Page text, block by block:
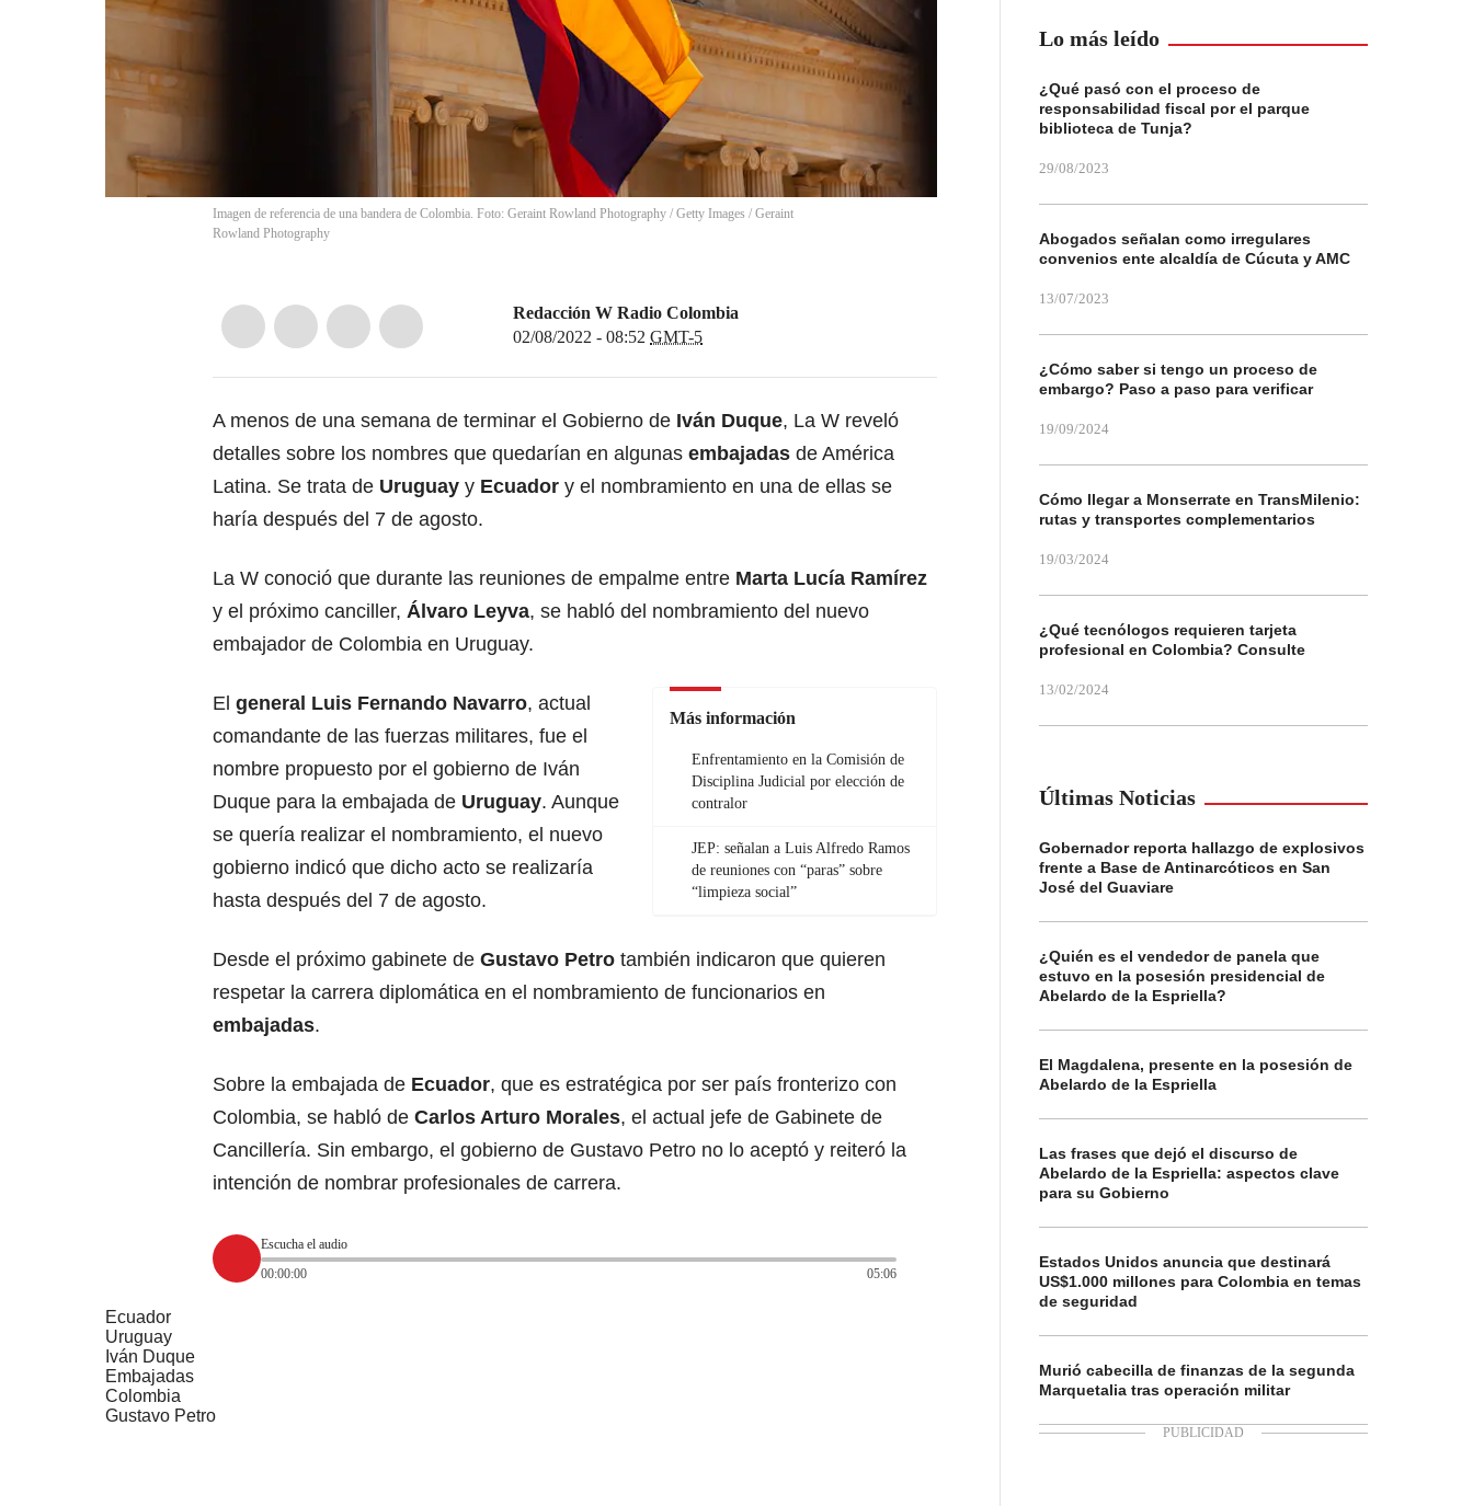
Imagen de referencia de una bandera de Colombia. Foto: Geraint Rowland Photography / Getty Images / Geraint
Rowland Photography
Redacción W Radio Colombia
02/08/2022 - 08:52 GMT-5
A menos de una semana de terminar el Gobierno de Iván Duque, La W reveló
detalles sobre los nombres que quedarían en algunas embajadas de América
Latina. Se trata de Uruguay y Ecuador y el nombramiento en una de ellas se
haría después del 7 de agosto.
La W conoció que durante las reuniones de empalme entre Marta Lucía Ramírez
y el próximo canciller, Álvaro Leyva, se habló del nombramiento del nuevo
embajador de Colombia en Uruguay.
Más información
Enfrentamiento en la Comisión de
Disciplina Judicial por elección de
contralor
JEP: señalan a Luis Alfredo Ramos
de reuniones con “paras” sobre
“limpieza social”
El general Luis Fernando Navarro, actual
comandante de las fuerzas militares, fue el
nombre propuesto por el gobierno de Iván
Duque para la embajada de Uruguay. Aunque
se quería realizar el nombramiento, el nuevo
gobierno indicó que dicho acto se realizaría
hasta después del 7 de agosto.
Desde el próximo gabinete de Gustavo Petro también indicaron que quieren
respetar la carrera diplomática en el nombramiento de funcionarios en
embajadas.
Sobre la embajada de Ecuador, que es estratégica por ser país fronterizo con
Colombia, se habló de Carlos Arturo Morales, el actual jefe de Gabinete de
Cancillería. Sin embargo, el gobierno de Gustavo Petro no lo aceptó y reiteró la
intención de nombrar profesionales de carrera.
Escucha el audio
00:00:00
05:06
Ecuador
Uruguay
Iván Duque
Embajadas
Colombia
Gustavo Petro
Lo más leído
¿Qué pasó con el proceso de
responsabilidad fiscal por el parque
biblioteca de Tunja?
29/08/2023
Abogados señalan como irregulares
convenios ente alcaldía de Cúcuta y AMC
13/07/2023
¿Cómo saber si tengo un proceso de
embargo? Paso a paso para verificar
19/09/2024
Cómo llegar a Monserrate en TransMilenio:
rutas y transportes complementarios
19/03/2024
¿Qué tecnólogos requieren tarjeta
profesional en Colombia? Consulte
13/02/2024
Últimas Noticias
Gobernador reporta hallazgo de explosivos
frente a Base de Antinarcóticos en San
José del Guaviare
¿Quién es el vendedor de panela que
estuvo en la posesión presidencial de
Abelardo de la Espriella?
El Magdalena, presente en la posesión de
Abelardo de la Espriella
Las frases que dejó el discurso de
Abelardo de la Espriella: aspectos clave
para su Gobierno
Estados Unidos anuncia que destinará
US$1.000 millones para Colombia en temas
de seguridad
Murió cabecilla de finanzas de la segunda
Marquetalia tras operación militar